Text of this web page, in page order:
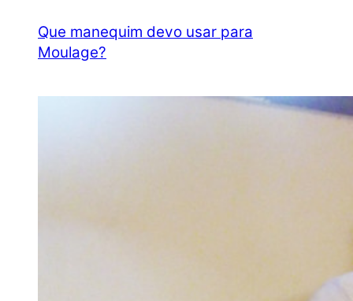
Que manequim devo usar para
Moulage?